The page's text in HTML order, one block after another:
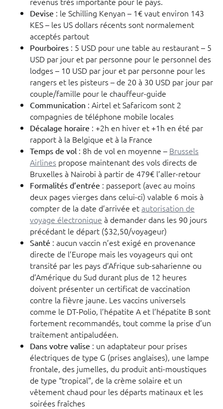
Devise : le Schilling Kenyan – 1€ vaut environ 143
KES – les US dollars récents sont normalement
acceptés partout
Pourboires : 5 USD pour une table au restaurant – 5
USD par jour et par personne pour le personnel des
lodges – 10 USD par jour et par personne pour les
rangers et les pisteurs – de 20 à 30 USD par jour par
couple/famille pour le chauffeur-guide
Communication : Airtel et Safaricom sont 2
compagnies de téléphone mobile locales
Décalage horaire : +2h en hiver et +1h en été par
rapport à la Belgique et à la France
Temps de vol : 8h de vol en moyenne – Brussels
Airlines propose maintenant des vols directs de
Bruxelles à Nairobi à partir de 479€ l’aller-retour
Formalités d’entrée : passeport (avec au moins
deux pages vierges dans celui-ci) valable 6 mois à
compter de la date d’arrivée etautorisation de
voyage électronique à demander dans les 90 jours
précédant le départ ($32,50/voyageur)
Santé : aucun vaccin n’est exigé en provenance
directe de l’Europe mais les voyageurs qui ont
transité par les pays d’Afrique sub-saharienne ou
d’Amérique du Sud durant plus de 12 heures
doivent présenter un certificat de vaccination
contre la fièvre jaune. Les vaccins universels
comme le DT-Polio, l’hépatite A et l’hépatite B sont
fortement recommandés, tout comme la prise d’un
traitement antipaludéen.
Dans votre valise : un adaptateur pour prises
électriques de type G (prises anglaises), une lampe
frontale, des jumelles, du produit anti-moustiques
de type “tropical”, de la crème solaire et un
vêtement chaud pour les départs matinaux et les
soirées fraîches